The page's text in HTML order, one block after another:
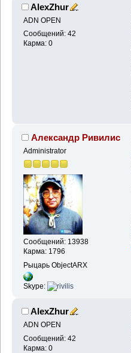
AlexZhur
ADN OPEN
Сообщений: 42
Карма: 0
Александр Ривилис
Administrator
Сообщений: 13938
Карма: 1796
Рыцарь ObjectARX
Skype:
AlexZhur
ADN OPEN
Сообщений: 42
Карма: 0